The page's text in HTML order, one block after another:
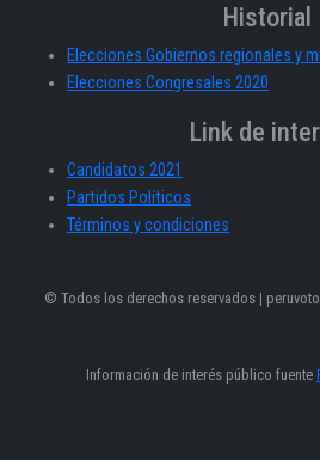
Historial
Elecciones Gobiernos regionales y
Elecciones Congresales 2020
Link de
Candidatos 2021
Partidos Políticos
Términos y condiciones
© Todos los derechos reservados |
Información de interés público fuente